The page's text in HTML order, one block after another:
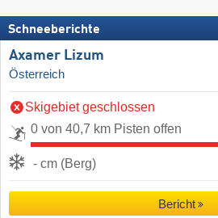
Schneeberichte
Axamer Lizum
Österreich
Skigebiet geschlossen
0 von 40,7 km Pisten offen
- cm (Berg)
Bericht